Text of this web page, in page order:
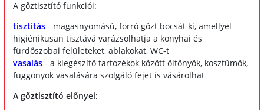
A gőztisztító funkciói:
tisztítás - magasnyomású, forró gőzt bocsát ki, amellyel
higiénikusan tisztává varázsolhatja a konyhai és
fürdőszobai felületeket, ablakokat, WC-t
vasalás - a kiegészítő tartozékok között öltönyök, kosztümök,
függönyök vasalására szolgáló fejet is vásárolhat
A gőztisztító előnyei: